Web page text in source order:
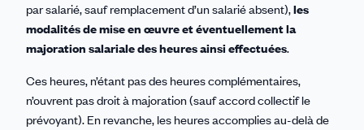
par salarié, sauf remplacement d’un salarié absent),les
modalités de mise en œuvre et éventuellement la
majoration salariale des heures ainsi effectuées.
Ces heures, n’étant pas des heures complémentaires,
n’ouvrent pas droit à majoration (sauf accord collectif le
prévoyant). En revanche, les heures accomplies au-delà de